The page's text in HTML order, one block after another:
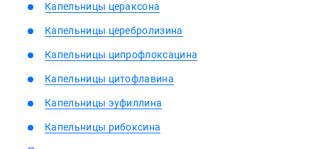
Капельницы цераксона
Капельницы церебролизина
Капельницы ципрофлоксацина
Капельницы цитофлавина
Капельницы эуфиллина
Капельницы рибоксина